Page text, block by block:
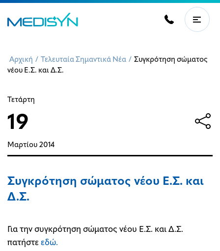
Αρχική / Τελευταία Σημαντικά Νέα / Συγκρότηση σώματος
νέου Ε.Σ. και Δ.Σ.
Τετάρτη
19
Μαρτίου 2014
Συγκρότηση σώματος νέου Ε.Σ. και
Δ.Σ.
Για την συγκρότηση σώματος νέου Ε.Σ. και Δ.Σ.
πατήστε εδώ.